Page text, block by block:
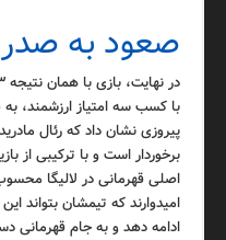
صعود به
با کسب سه امتیاز ارزشمند،
پیروزی نشان داد که رئال
برخوردار است و با ترکیبی از
اصلی قهرمانی در لالیگا
امیدوارند که تیمشان بتواند
ادامه دهد و به جام قهرمانی